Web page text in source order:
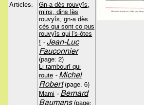
Articles:
Gn-a dès rouvyîs,
mins, dins lès
rouvyîs, gn-a dès
cés qui sont co pus
rouvyîs qui l's-ôtes
! -Jean-Luc
Fauconnier
(page: 2)
Li tambourî qui
route - Michel
Robert(page: 6)
Mami - Bernard
Baumans(page: